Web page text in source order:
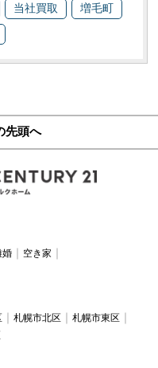
当社買取
増毛町
先頭へ
婚
空き家
札幌市北区
札幌市東区